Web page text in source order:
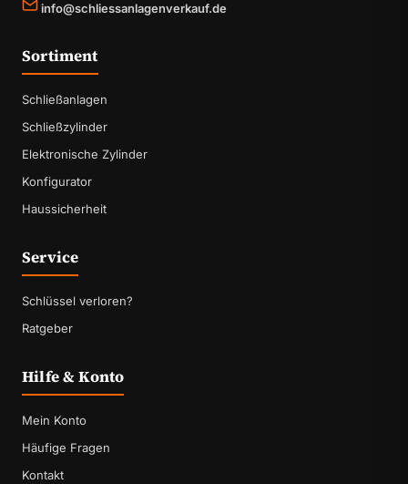
info@schliessanlagenverkauf.de
Sortiment
Schließanlagen
Schließzylinder
Elektronische Zylinder
Konfigurator
Haussicherheit
Service
Schlüssel verloren?
Ratgeber
Hilfe & Konto
Mein Konto
Häufige Fragen
Kontakt